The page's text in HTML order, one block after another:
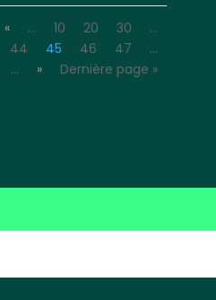
« … 10 20 30
…
44 45 46 47
…
… » Dernière page »